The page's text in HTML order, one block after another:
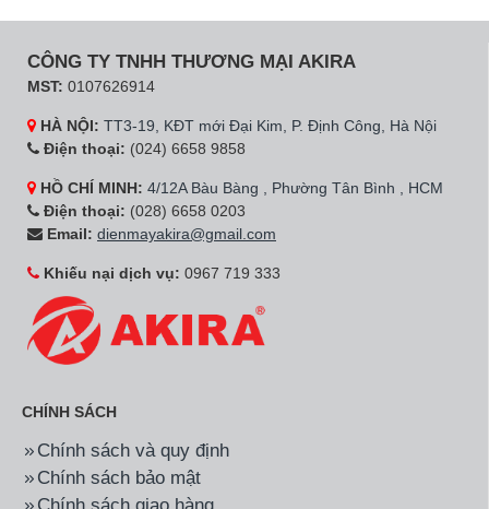
CÔNG TY TNHH THƯƠNG MẠI AKIRA
MST: 0107626914
HÀ NỘI: TT3-19, KĐT mới Đại Kim, P. Định Công, Hà Nội
Điện thoại: (024) 6658 9858
HỒ CHÍ MINH: 4/12A Bàu Bàng , Phường Tân Bình , HCM
Điện thoại: (028) 6658 0203
Email: dienmayakira@gmail.com
Khiếu nại dịch vụ: 0967 719 333
CHÍNH SÁCH
Chính sách và quy định
Chính sách bảo mật